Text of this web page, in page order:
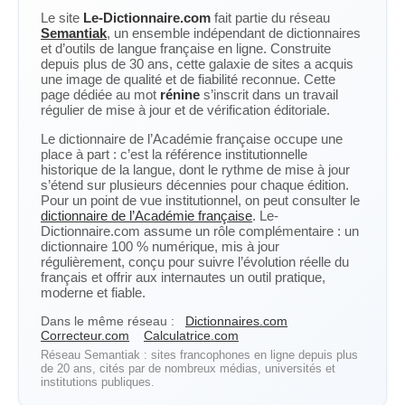
Le site Le-Dictionnaire.com fait partie du réseau
Semantiak, un ensemble indépendant de dictionnaires
et d’outils de langue française en ligne. Construite
depuis plus de 30 ans, cette galaxie de sites a acquis
une image de qualité et de fiabilité reconnue. Cette
page dédiée au mot rénine s’inscrit dans un travail
régulier de mise à jour et de vérification éditoriale.
Le dictionnaire de l’Académie française occupe une
place à part : c’est la référence institutionnelle
historique de la langue, dont le rythme de mise à jour
s’étend sur plusieurs décennies pour chaque édition.
Pour un point de vue institutionnel, on peut consulter le
dictionnaire de l’Académie française. Le-
Dictionnaire.com assume un rôle complémentaire : un
dictionnaire 100 % numérique, mis à jour
régulièrement, conçu pour suivre l’évolution réelle du
français et offrir aux internautes un outil pratique,
moderne et fiable.
Dans le même réseau :
Dictionnaires.com
Correcteur.com
Calculatrice.com
Réseau Semantiak : sites francophones en ligne depuis plus
de 20 ans, cités par de nombreux médias, universités et
institutions publiques.